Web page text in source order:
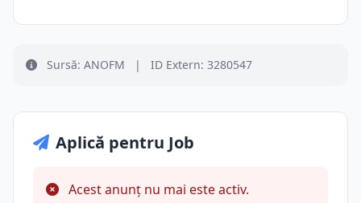
Sursă: ANOFM | ID Extern: 3280547
Aplică pentru Job
Acest anunț nu mai este activ.